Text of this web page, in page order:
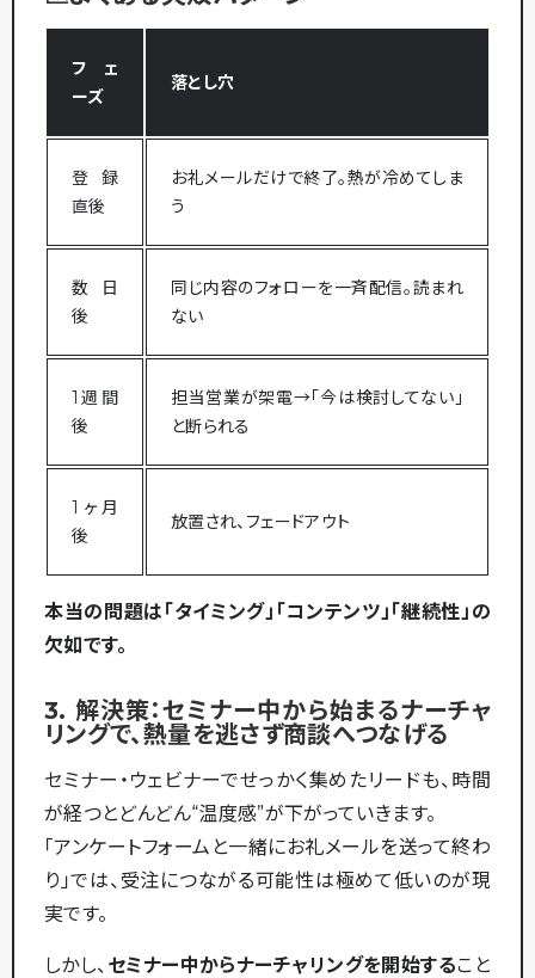
フェ
ーズ
落とし穴
登録
直後
お礼メールだけで終了。熱が冷めてしま
う
数日
後
同じ内容のフォローを一斉配信。読まれ
ない
1週間
後
担当営業が架電→「今は検討してない」
と断られる
1ヶ月
後
放置され、フェードアウト
本当の問題は「タイミング」「コンテンツ」「継続性」の
欠如です。
3. 解決策：セミナー中から始まるナーチャ
リングで、熱量を逃さず商談へつなげる
セミナー・ウェビナーでせっかく集めたリードも、時間
が経つとどんどん“温度感”が下がっていきます。
「アンケートフォームと一緒にお礼メールを送って終わ
り」では、受注につながる可能性は極めて低いのが現
実です。
しかし、 セミナー中からナーチャリングを開始すること